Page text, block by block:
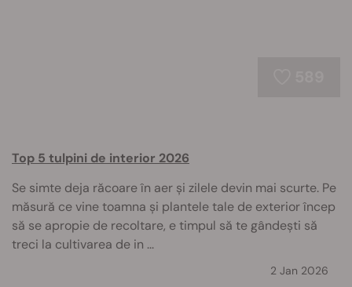
Top 5 tulpini de interior 2026
Se simte deja răcoare în aer și zilele devin mai scurte. Pe
măsură ce vine toamna și plantele tale de exterior încep
să se apropie de recoltare, e timpul să te gândești să
treci la cultivarea de in ...
2 Jan 2026